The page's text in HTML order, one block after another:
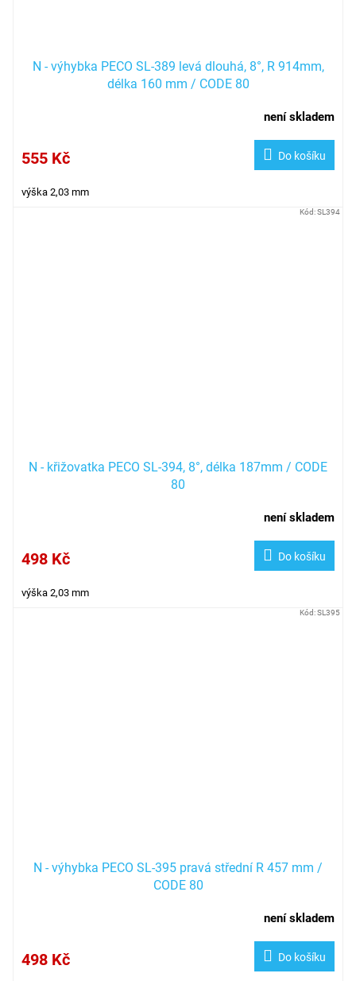
N - výhybka PECO SL-389 levá dlouhá, 8°, R 914mm,
délka 160 mm / CODE 80
není skladem
555 Kč Do košíku
výška 2,03 mm
N - křižovatka PECO SL-394, 8°, délka 187mm / CODE
80
není skladem
498 Kč Do košíku
výška 2,03 mm
Kód:SL394
N - výhybka PECO SL-395 pravá střední R 457 mm /
CODE 80
není skladem
498 Kč Do košíku
Kód:SL395